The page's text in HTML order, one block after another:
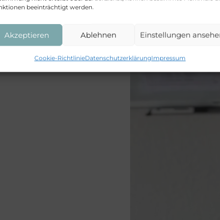
beeinträchtigt werden.
Akzeptieren Ablehnen Einstellungen
Cookie-RichtlinieDatenschutzerklärungImpressum